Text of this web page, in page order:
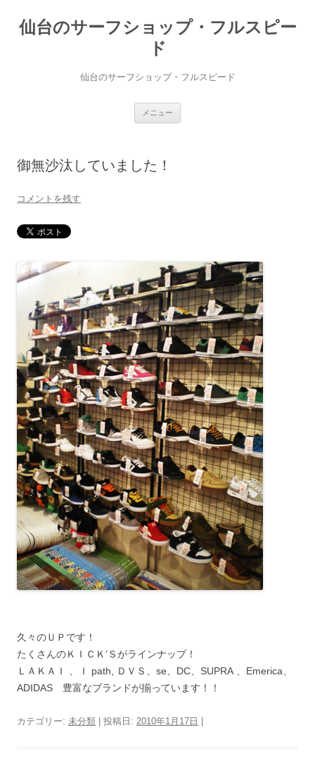
仙台のサーフショップ・フルスピー
ド
仙台のサーフショップ・フルスピード
メニュー
御無沙汰していました！
コメントを残す
久々のＵＰです！
たくさんのＫＩＣＫ’Ｓがラインナップ！
ＬＡＫＡＩ 、Ｉ path, ＤＶＳ、se、DC、SUPRA 、Emerica、
ADIDAS 豊富なブランドが揃っています！！
カテゴリー: 未分類 | 投稿日: 2010年1月17日